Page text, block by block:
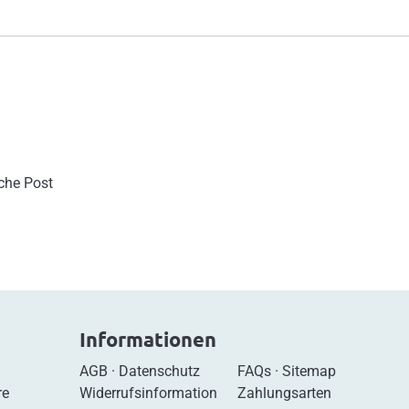
Post
Informationen
AGB · Datenschutz
Widerrufsinformation
FAQs· Sitemap
Zahlungsarten